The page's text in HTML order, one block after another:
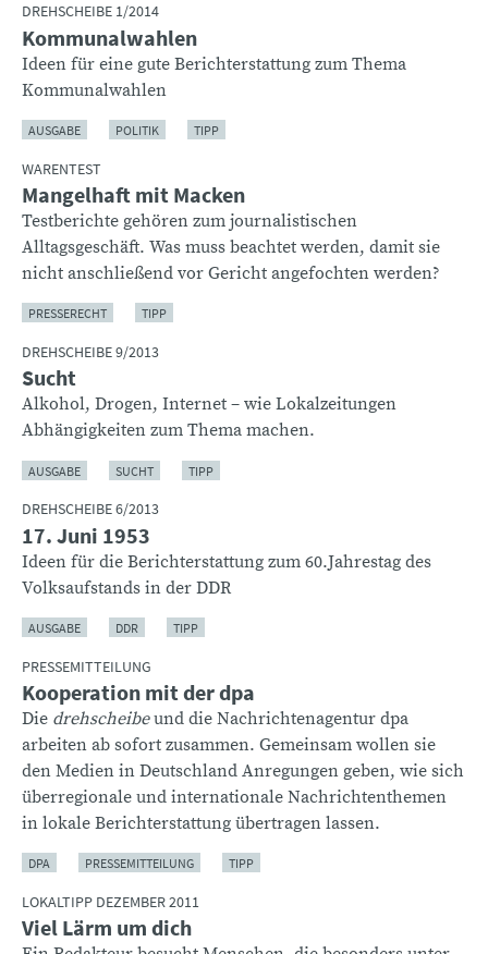
DREHSCHEIBE 1/2014
Kommunalwahlen
Ideen für eine gute Berichterstattung zum Thema
Kommunalwahlen
AUSGABE POLITIK TIPP
WARENTEST
Mangelhaft mit Macken
Testberichte gehören zum journalistischen
Alltagsgeschäft. Was muss beachtet werden, damit sie
nicht anschließend vor Gericht angefochten werden?
PRESSERECHT TIPP
DREHSCHEIBE 9/2013
Sucht
Alkohol, Drogen, Internet – wie Lokalzeitungen
Abhängigkeiten zum Thema machen.
AUSGABE SUCHT TIPP
DREHSCHEIBE 6/2013
17. Juni 1953
Ideen für die Berichterstattung zum 60.Jahrestag des
Volksaufstands in der DDR
AUSGABE DDR TIPP
PRESSEMITTEILUNG
Kooperation mit der dpa
Die drehscheibeund die Nachrichtenagentur dpa
arbeiten ab sofort zusammen. Gemeinsam wollen sie
den Medien in Deutschland Anregungen geben, wie sich
überregionale und internationale Nachrichtenthemen
in lokale Berichterstattung übertragen lassen.
DPA PRESSEMITTEILUNG TIPP
LOKALTIPP DEZEMBER 2011
Viel Lärm um dich